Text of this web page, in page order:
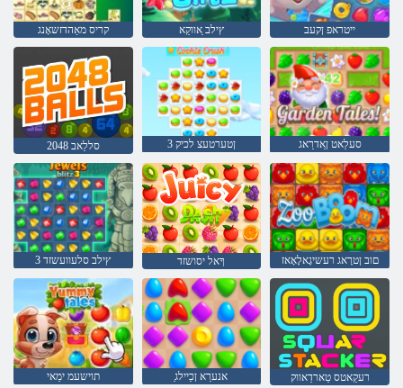
קריס מאַהדזשאָנג ץילב ַאווקַא ייטראפ ןקעב
סללַאב 2048 3 ןטערטעצ לכיק סעלַאט ןַאדרַאג
3 ץילב סלעוועשזד ךָאל יסושזד םוב ןטרָאג רעשיגָאלָאָאז
תוישעמ ימַאי ַאנערַא ןכַיילג רעקַאטס טַארדַאווק